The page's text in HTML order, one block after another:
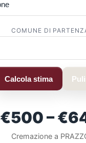
COMUNE DI
Calcola stima
€500 –
Cremazione a